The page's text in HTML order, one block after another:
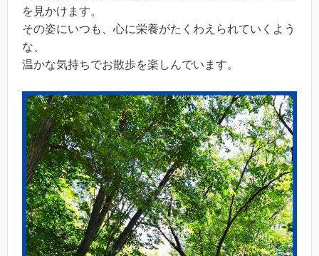
を見かけます。
その姿にいつも、心に栄養がたくわえられていくよう
な、
温かな気持ちでお散歩を楽しんでいます。